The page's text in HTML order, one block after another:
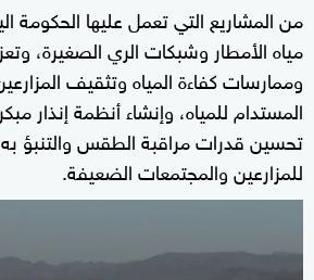
من المشاريع التي تعمل عليها الحكومة
مياه الأمطار وشبكات الري الصغيرة،
وممارسات كفاءة المياه وتثقيف
المستدام للمياه، وإنشاء أنظمة إنذار
تحسين قدرات مراقبة الطقس والتنبؤ
للمزارعين والمجتمعات الضعيفة.